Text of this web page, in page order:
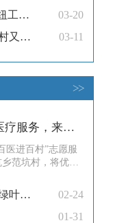
按下“加速键”！上白石水利枢纽工程移民实物指标调查复核正式启动
03-20
真美！春风一吹，福安白石坂村又一批桃花开了！
03-11
>>
优质便捷的医疗服务，来到福安范坑群众家门口！
医进百村”志愿服
范坑村，将优质
群众就医难题。
部高海拔偏远山
、复诊十分困
范坑乡乌牛早茶采摘正当时，绿叶蝶变“黄金叶”
02-24
01-31